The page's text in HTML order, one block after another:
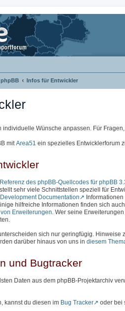
Infos für Entwickler
Wünsche anpassen. Für
mitArea51 ein spezielles Entwicklerforum
des phpBB-Quellcodes für phpBB
sehr viele Schnittstellen speziell für
Documentation
hilfreiche Informationen finden sich
Erweiterungen . Wer seine
sich nur geringfügig. Hinweise
darüber hinaus von uns in diesem
und Bugtracker
Daten aus dem phpBB-Projektarchiv
kannst du diesen im Bug Tracker oder bei